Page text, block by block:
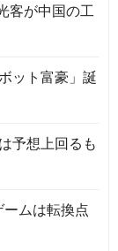
客が中国の工
ット富豪」誕
予想上回るも
ムは転換点